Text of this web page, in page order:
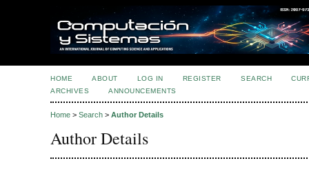
HOME ABOUT LOG IN REGISTER SEARCH
ARCHIVES
ANNOUNCEMENTS
Home > Search > Author Details
Author Details